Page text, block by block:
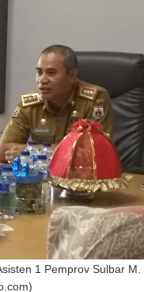
1 Pemprov Sulbar M.